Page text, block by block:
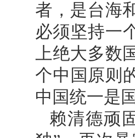
者，是台海
必须坚持一
上绝大多数
个中国原则
中国统一是
赖清德顽